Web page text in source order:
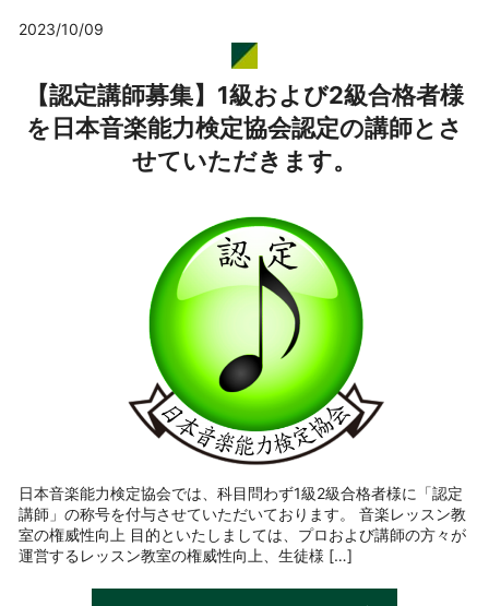
2023/10/09
【認定講師募集】1級および2級合格者様
を日本音楽能力検定協会認定の講師とさ
せていただきます。
日本音楽能力検定協会では、科目問わず1級2級合格者様に「認定
講師」の称号を付与させていただいております。 音楽レッスン教
室の権威性向上 目的といたしましては、プロおよび講師の方々が
運営するレッスン教室の権威性向上、生徒様 […]